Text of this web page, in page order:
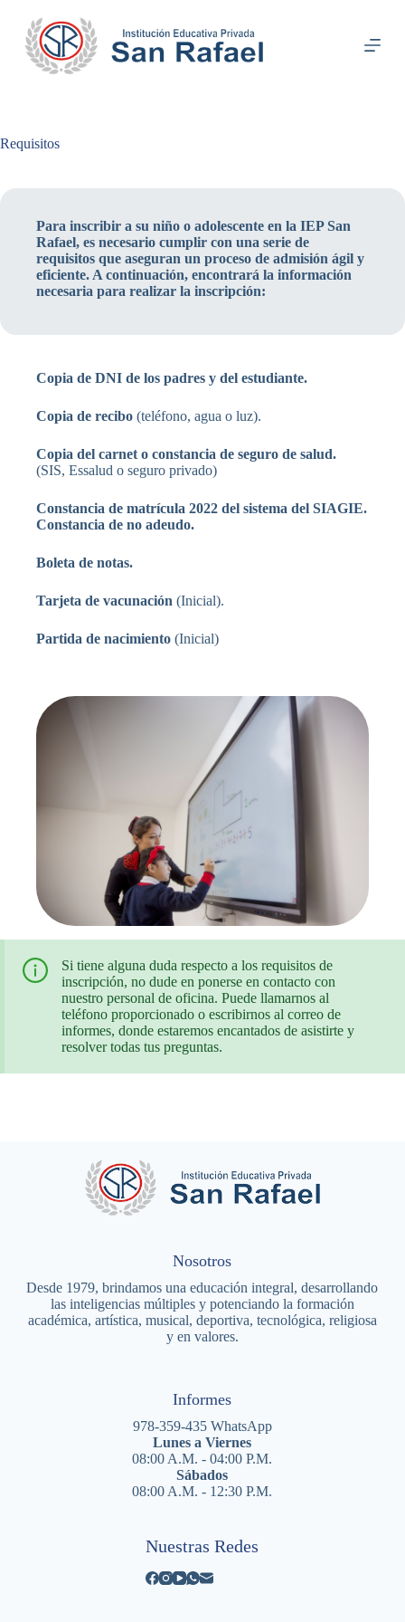
n
Requisitos
Para inscribir a su niño o adolescente en la IEP San
Rafael, es necesario cumplir con una serie de
requisitos que aseguran un proceso de admisión ágil y
eficiente. A continuación, encontrará la información
necesaria para realizar la inscripción:
Copia de DNI de los padres y del estudiante.
Copia de recibo (teléfono, agua o luz).
Copia del carnet o constancia de seguro de salud.
(SIS, Essalud o seguro privado)
Constancia de matrícula 2022 del sistema del SIAGIE.
Constancia de no adeudo.
Boleta de notas.
Tarjeta de vacunación (Inicial).
Partida de nacimiento (Inicial)
Si tiene alguna duda respecto a los requisitos de
inscripción, no dude en ponerse en contacto con
nuestro personal de oficina. Puede llamarnos al
teléfono proporcionado o escribirnos al correo de
informes, donde estaremos encantados de asistirte y
resolver todas tus preguntas.
Nosotros
Desde 1979, brindamos una educación integral, desarrollando
las inteligencias múltiples y potenciando la formación
académica, artística, musical, deportiva, tecnológica, religiosa
y en valores.
Informes
978-359-435 WhatsApp
Lunes a Viernes
08:00 A.M. - 04:00 P.M.
Sábados
08:00 A.M. - 12:30 P.M.
Nuestras Redes